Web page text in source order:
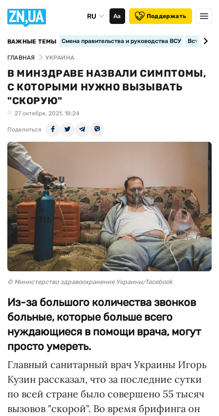
RU Аа Поддержать
ВАЖНЫЕ ТЕМЫ Смена правительства и руководства ВСУ
ГЛАВНАЯ УКРАИНА
В МИНЗДРАВЕ НАЗВАЛИ СИМПТОМЫ,
С КОТОРЫМИ НУЖНО ВЫЗЫВАТЬ
"СКОРУЮ"
27 октября, 2021, 18:24
Поделиться
© Министерство здравоохранения Украины/facebook
Из-за большого количества звонков
больные, которые больше всего
нуждающиеся в помощи врача, могут
просто умереть.
Главный санитарный врач Украины Игорь
Кузин рассказал, что за последние сутки
по всей стране было совершено 55 тысяч
вызовов "скорой". Во время брифинга он